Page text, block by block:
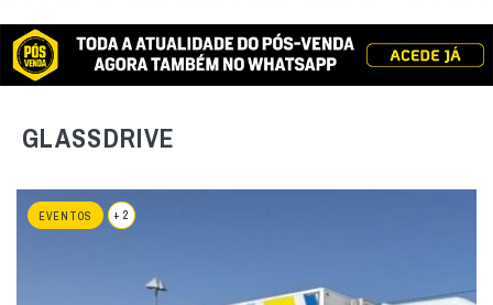
GLASSDRIVE
EVENTOS + 2